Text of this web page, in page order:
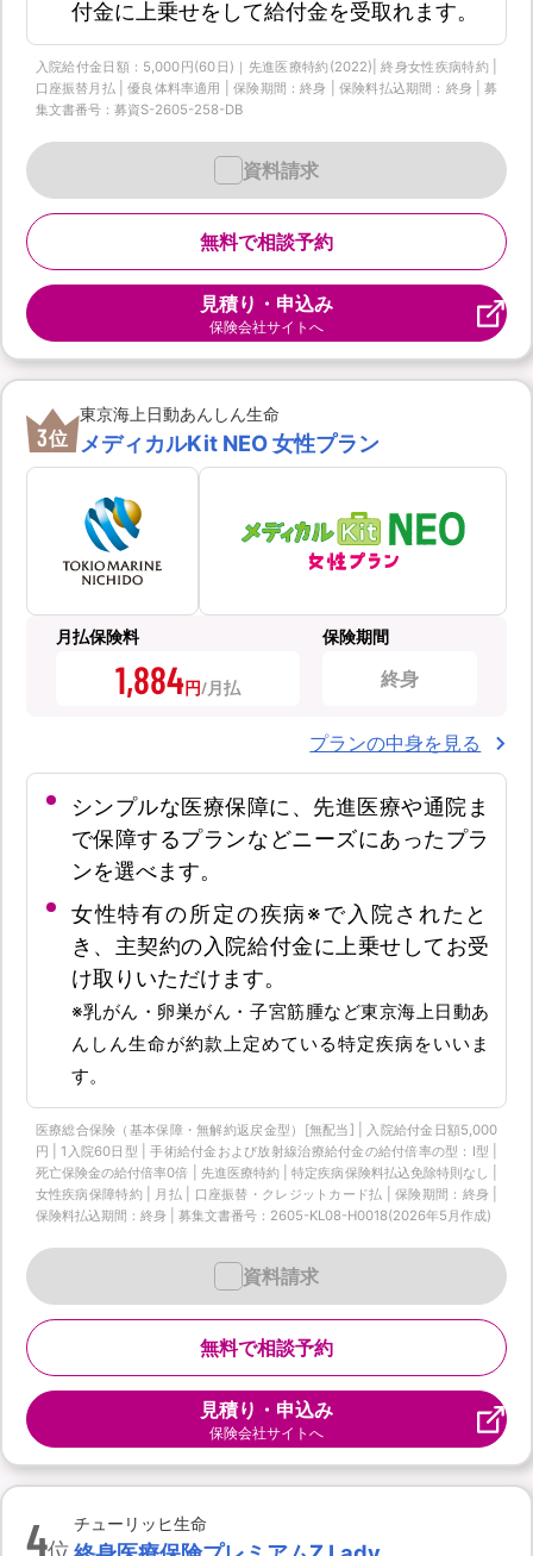
付金に上乗せをして給付金を受取れます。
入院給付金日額：5,000円(60日)｜先進医療特約(2022)| 終身女性疾病特約 |
口座振替月払 | 優良体料率適用 | 保険期間：終身 | 保険料払込期間：終身 | 募
集文書番号：募資S-2605-258-DB
無料で相談予約
資料請求
見積り・申込み
保険会社サイトへ
3位
東京海上日動あんしん生命
メディカルKit NEO 女性プラン
月払保険料
1,884円
保険期間
終身
プランの中身を見る
シンプルな医療保障に、先進医療や通院ま
で保障するプランなどニーズにあったプラ
ンを選べます。
女性特有の所定の疾病※で入院されたと
き、主契約の入院給付金に上乗せしてお受
け取りいただけます。
※乳がん・卵巣がん・子宮筋腫など東京海上日動あ
んしん生命が約款上定めている特定疾病をいいま
す。
医療総合保険（基本保障・無解約返戻金型）[無配当] | 入院給付金日額5,000
円 | 1入院60日型 | 手術給付金および放射線治療給付金の給付倍率の型：I型 |
死亡保険金の給付倍率0倍 | 先進医療特約 | 特定疾病保険料払込免除特則なし |
女性疾病保障特約 | 月払 | 口座振替・クレジットカード払 | 保険期間：終身 |
保険料払込期間：終身 | 募集文書番号：2605-KL08-H0018(2026年5月作成)
無料で相談予約
資料請求
見積り・申込み
保険会社サイトへ
4 チューリッヒ生命